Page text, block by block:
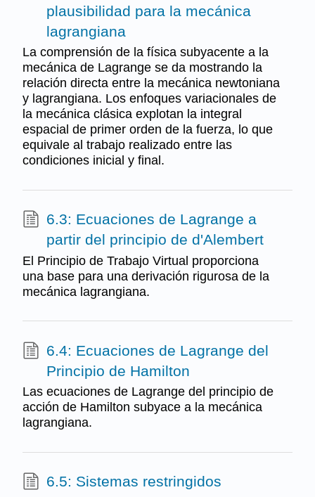
plausibilidad para la mecánica
lagrangiana
La comprensión de la física subyacente a la
mecánica de Lagrange se da mostrando la
relación directa entre la mecánica newtoniana
y lagrangiana. Los enfoques variacionales de
la mecánica clásica explotan la integral
espacial de primer orden de la fuerza, lo que
equivale al trabajo realizado entre las
condiciones inicial y final.
6.3: Ecuaciones de Lagrange a
partir del principio de d'Alembert
El Principio de Trabajo Virtual proporciona
una base para una derivación rigurosa de la
mecánica lagrangiana.
6.4: Ecuaciones de Lagrange del
Principio de Hamilton
Las ecuaciones de Lagrange del principio de
acción de Hamilton subyace a la mecánica
lagrangiana.
6.5: Sistemas restringidos